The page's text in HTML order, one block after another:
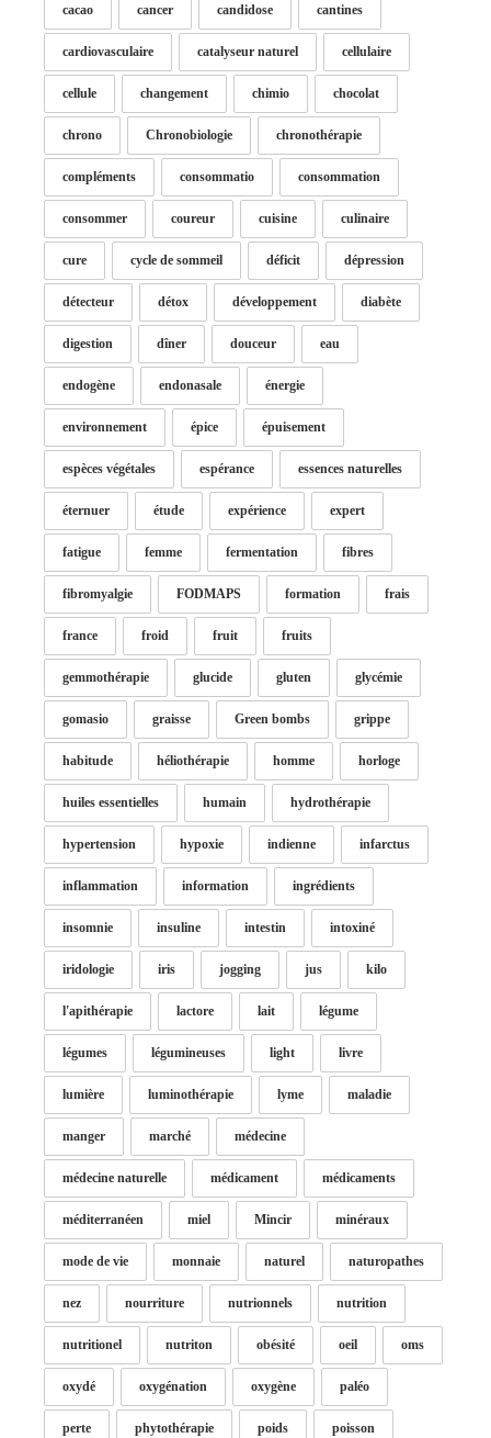
cacao cancer candidose cantines
cardiovasculaire catalyseur naturel cellulaire
cellule changement chimio chocolat
chrono Chronobiologie chronothérapie
compléments consommatio consommation
consommer coureur cuisine culinaire
cure cycle de sommeil déficit dépression
détecteur détox développement diabète
digestion dîner douceur eau
endogène endonasale énergie
environnement épice épuisement
espèces végétales espérance essences naturelles
éternuer étude expérience expert
fatigue femme fermentation fibres
fibromyalgie FODMAPS formation frais
france froid fruit fruits
gemmothérapie glucide gluten glycémie
gomasio graisse Green bombs grippe
habitude héliothérapie homme horloge
huiles essentielles humain hydrothérapie
hypertension hypoxie indienne infarctus
inflammation information ingrédients
insomnie insuline intestin intoxiné
iridologie iris jogging jus kilo
l'apithérapie lactore lait légume
légumes légumineuses light livre
lumière luminothérapie lyme maladie
manger marché médecine
médecine naturelle médicament médicaments
méditerranéen miel Mincir minéraux
mode de vie monnaie naturel naturopathes
nez nourriture nutrionnels nutrition
nutritionel nutriton obésité oeil oms
oxydé oxygénation oxygène paléo
perte phytothérapie poids poisson